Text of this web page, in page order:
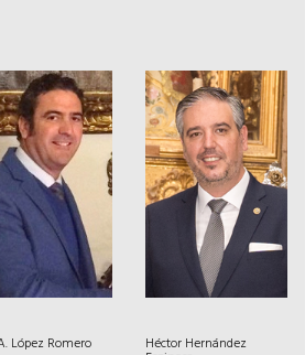
López Romero Héctor Hernández